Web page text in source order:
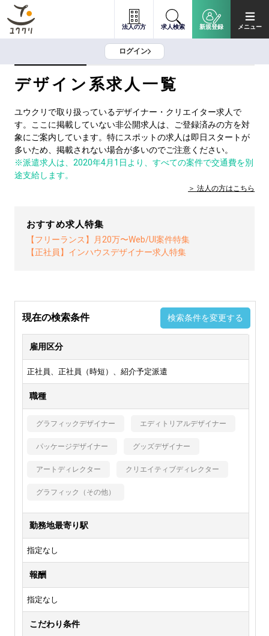
法人の方 求人検索 新規登録 メニュー
ログイン
デザイン系求人一覧
ユウクリで取り扱っているデザイナー・クリエイター求人で
す。ここに掲載していない非公開求人は、ご登録済みの方を対
象にご案内しています。特にスポットの求人は即日スタートが
多いため、掲載されない場合が多いのでご注意ください。
※派遣求人は、2020年4月1日より、すべての案件で交通費を別
途支給します。
法人の方はこちら
おすすめ求人特集
【フリーランス】月20万〜Web/UI案件特集
【正社員】インハウスデザイナー求人特集
現在の検索条件 検索条件を変更する
雇用区分
正社員、正社員（時短）、紹介予定派遣
職種
グラフィックデザイナー エディトリアルデザイナー
パッケージデザイナー グッズデザイナー
アートディレクター クリエイティブディレクター
グラフィック（その他）
勤務地最寄り駅
指定なし
報酬
指定なし
こだわり条件